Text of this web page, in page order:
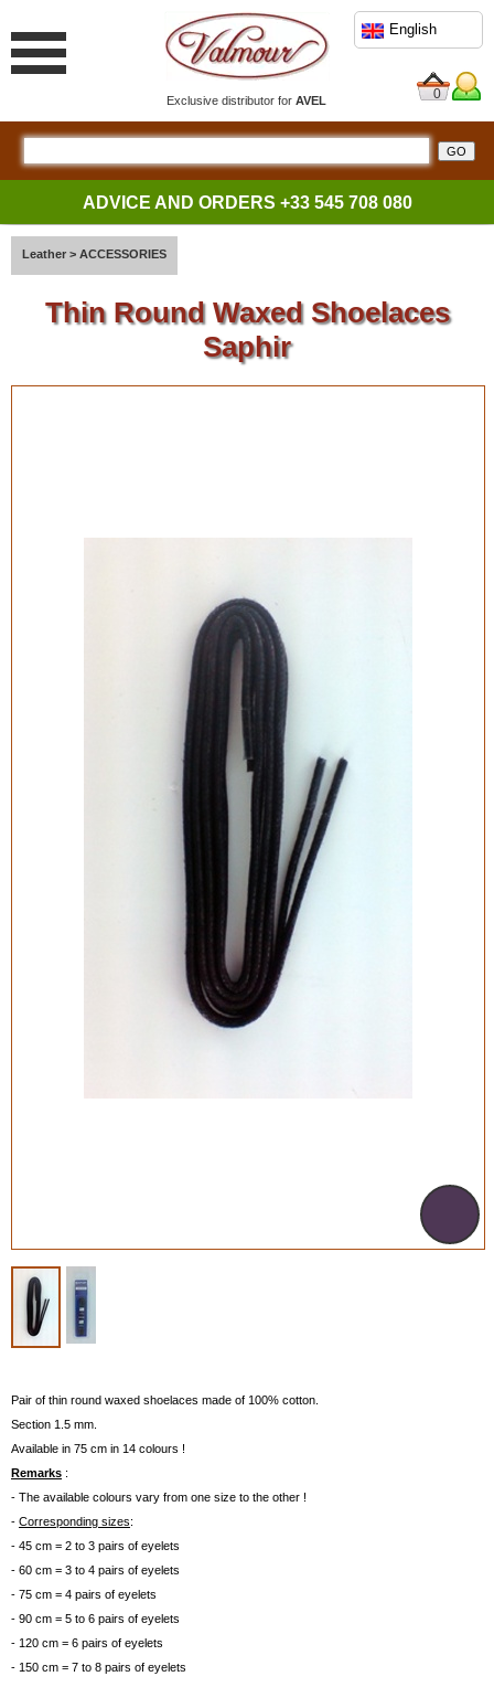
Exclusive distributor forAVEL
English
0
ADVICE AND ORDERS +33 545 708 080
Leather > ACCESSORIES
Thin Round Waxed Shoelaces
Saphir
Pair of thin round waxed shoelaces made of 100% cotton.
Section 1.5 mm.
Available in 75 cm in 14 colours !
Remarks :
- The available colours vary from one size to the other !
- Corresponding sizes:
- 45 cm = 2 to 3 pairs of eyelets
- 60 cm = 3 to 4 pairs of eyelets
- 75 cm = 4 pairs of eyelets
- 90 cm = 5 to 6 pairs of eyelets
- 120 cm = 6 pairs of eyelets
- 150 cm = 7 to 8 pairs of eyelets